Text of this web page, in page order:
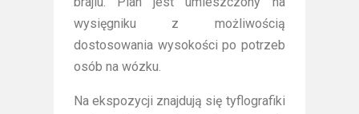
wysięgniku z możliwością
dostosowania wysokości po potrzeb
osób na wózku.
Na ekspozycji znajdują się tyflografiki